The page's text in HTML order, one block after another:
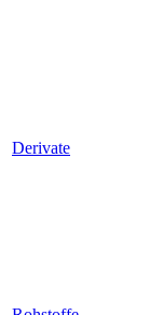
Derivate